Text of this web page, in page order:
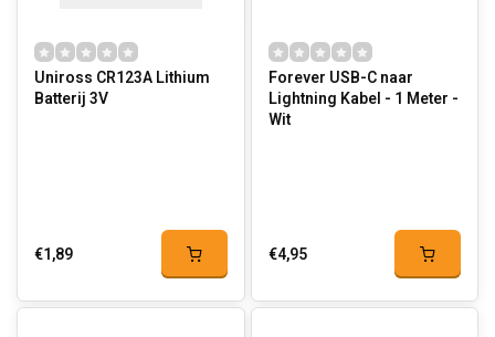
Uniross CR123A Lithium
Batterij 3V
€1,89
Forever USB-C naar
Lightning Kabel - 1 Meter -
Wit
€4,95